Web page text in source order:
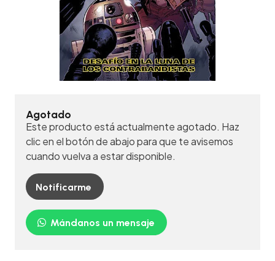
Agotado
Este producto está actualmente agotado. Haz
clic en el botón de abajo para que te avisemos
cuando vuelva a estar disponible.
Notificarme
Mándanos un mensaje